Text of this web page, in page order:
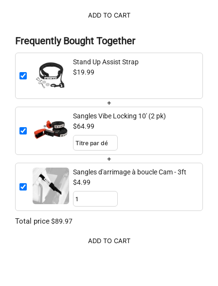
ADD TO CART
Frequently Bought Together
Stand Up Assist Strap
$19.99
+
Sangles Vibe Locking 10' (2 pk)
$64.99
+
Sangles d'arrimage à boucle Cam - 3ft
$4.99
Total price$89.97
ADD TO CART